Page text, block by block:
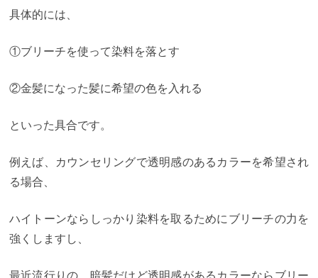
具体的には、
①ブリーチを使って染料を落とす
②金髪になった髪に希望の色を入れる
といった具合です。
例えば、カウンセリングで透明感のあるカラーを希望され
る場合、
ハイトーンならしっかり染料を取るためにブリーチの力を
強くしますし、
最近流行りの、暗髪だけど透明感があるカラーならブリー